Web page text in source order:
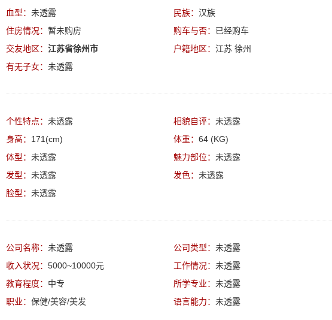
血型： 未透露 民族： 汉族
住房情况： 暂未购房 购车与否： 已经购车
交友地区： 江苏省徐州市 户籍地区： 江苏 徐州
有无子女： 未透露
个性特点： 未透露 相貌自评： 未透露
身高： 171(cm) 体重： 64 (KG)
体型： 未透露 魅力部位： 未透露
发型： 未透露 发色： 未透露
脸型： 未透露
公司名称： 未透露 公司类型： 未透露
收入状况： 5000~10000元 工作情况： 未透露
教育程度： 中专 所学专业： 未透露
职业： 保健/美容/美发 语言能力： 未透露